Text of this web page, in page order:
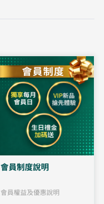
會員制度說明
會員權益及優惠說明